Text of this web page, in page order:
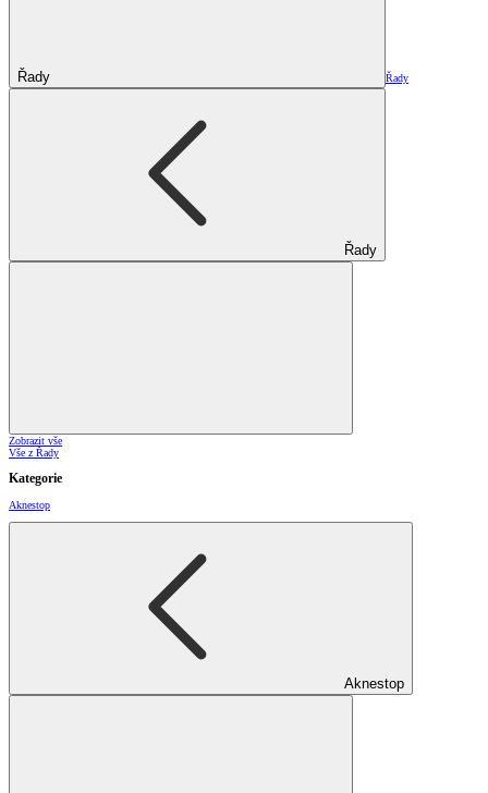
Řady Řady
Řady
Zobrazit vše
Vše z Řady
Kategorie
Aknestop
Aknestop